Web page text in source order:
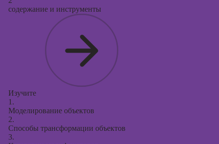
содержание и инструменты
Изучите
1.
Моделирование объектов
2.
Способы трансформации объектов
3.